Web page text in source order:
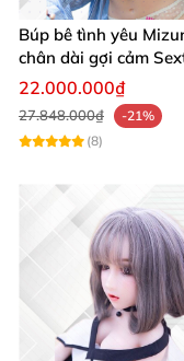
cái tâm đặt khách
Búp bê tình yêu
chân dài gợi cảm
cao cấp Nhật
22.000.000₫
27.848.000₫
-21%
(8)